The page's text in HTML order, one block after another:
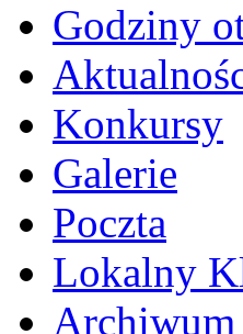
Godziny
Konkursy
Galerie
Poczta
Lokalny
Archiwum